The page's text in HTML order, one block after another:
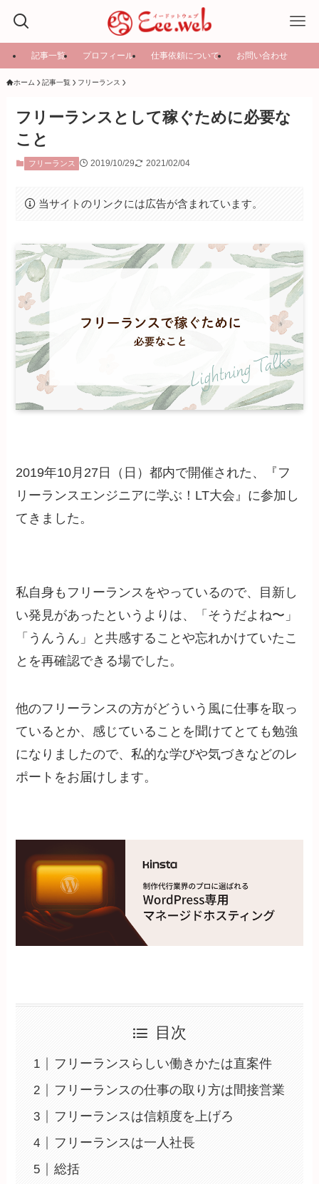
記事一覧 プロフィール 仕事依頼について お問い合わせ
ホーム 記事一覧 フリーランス
フリーランスとして稼ぐために必要な
こと
フリーランス 2019/10/29 2021/02/04
当サイトのリンクには広告が含まれています。
2019年10月27日（日）都内で開催された、『フ
リーランスエンジニアに学ぶ！LT大会』に参加し
てきました。
私自身もフリーランスをやっているので、目新し
い発見があったというよりは、「そうだよね〜」
「うんうん」と共感することや忘れかけていたこ
とを再確認できる場でした。
他のフリーランスの方がどういう風に仕事を取っ
ているとか、感じていることを聞けてとても勉強
になりましたので、私的な学びや気づきなどのレ
ポートをお届けします。
目次
フリーランスらしい働きかたは直案件
フリーランスの仕事の取り方は間接営業
フリーランスは信頼度を上げろ
フリーランスは一人社長
総括